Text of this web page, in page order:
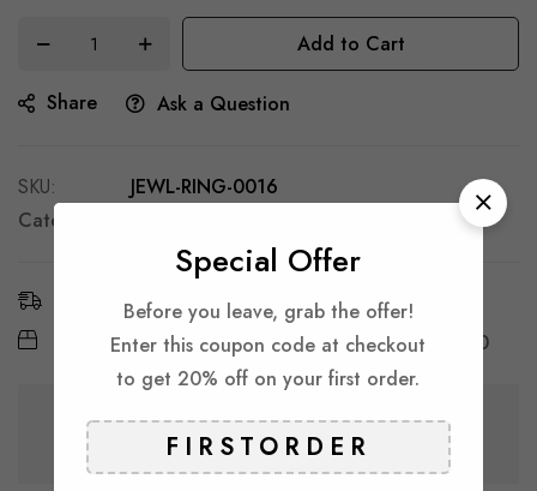
Special Offer
Before you leave, grab the offer!
Enter this coupon code at checkout
to get 20% off on your first order.
Add to Cart
Share Ask a Question
SKU
JEWL-RING-0016
Categories:
Estimated Delivery: 9 - 14 Aug, 2026
Free Shipping & Returns:
On all orders over € 30
Guarantee safe & secure checkout